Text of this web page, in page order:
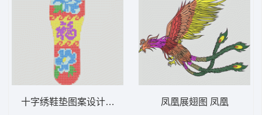
十字绣鞋垫图案设计 鞋垫 凤凰展翅图 凤凰